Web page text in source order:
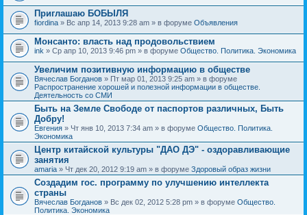
я
т
е
м
а
с
о
д
е
р
ж
и
т
о
п
р
о
с
.
о
ж
е
н
и
я
Приглашаю БОБЫЛЯ
fiordina » Вс апр 14, 2013 9:28 am » в форуме Объявления
Монсанто: власть над продовольствием
ink » Ср апр 10, 2013 9:46 pm » в форуме Общество. Политика. Экономика
Увеличим позитивную информацию в обществе
Вячеслав Богданов » Пт мар 01, 2013 9:25 am » в форуме
Распространение хорошей и полезной информации в обществе.
Деятельность со СМИ
Быть на Земле Свободе от паспортов различных, Быть
Добру!
Евгения » Чт янв 10, 2013 7:34 am » в форуме Общество. Политика.
Экономика
Центр китайской культуры "ДАО ДЭ" - оздоравливающие
занятия
amaria » Чт дек 20, 2012 9:19 am » в форуме Здоровый образ жизни
Создадим гос. программу по улучшению интеллекта
страны
Вячеслав Богданов » Вс дек 02, 2012 5:28 pm » в форуме Общество.
Политика. Экономика